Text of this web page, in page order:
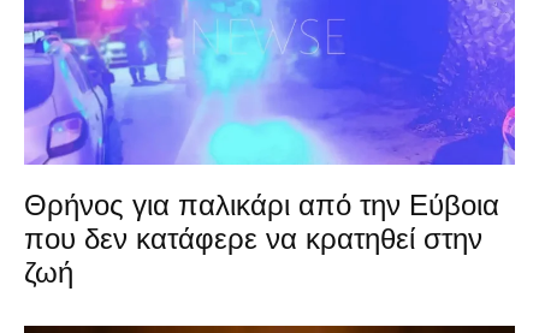
Θρήνος για παλικάρι από την Εύβοια
που δεν κατάφερε να κρατηθεί στην
ζωή